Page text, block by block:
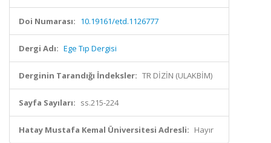
Doi Numarası: 10.19161/etd.1126777
Dergi Adı: Ege Tıp Dergisi
Derginin Tarandığı İndeksler: TR DİZİN (ULAKBİM)
Sayfa Sayıları: ss.215-224
Hatay Mustafa Kemal Üniversitesi Adresli: Hayır